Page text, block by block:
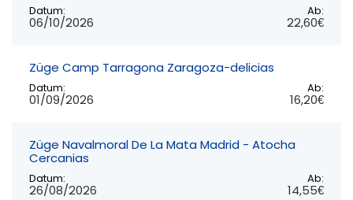
Datum:
06/10/2026
Ab:
22,60€
Züge Camp Tarragona Zaragoza-delicias
Datum:
01/09/2026
Ab:
16,20€
Züge Navalmoral De La Mata Madrid - Atocha
Cercanias
Datum:
26/08/2026
Ab:
14,55€